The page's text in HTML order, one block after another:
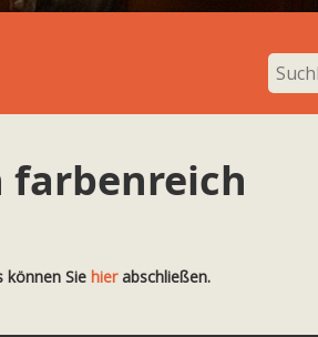
können Sie hierabschließen.